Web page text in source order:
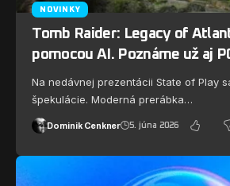
NOVINKY
Tomb Raider: Legacy of
pomocou AI. Poznáme už aj
Na nedávnej prezentácii State of Play
špekulácie. Moderná prerábka…
Dominik Cenkner 5. júna 2026